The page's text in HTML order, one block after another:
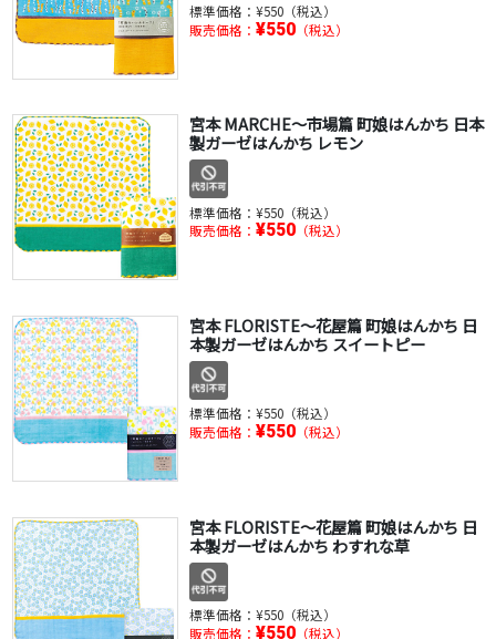
標準価格： ¥550（税込）
販売価格： ¥550（税込）
宮本 MARCHE～市場篇 町娘はんかち 日本
製ガーゼはんかち レモン
標準価格： ¥550（税込）
販売価格： ¥550（税込）
宮本 FLORISTE～花屋篇 町娘はんかち 日
本製ガーゼはんかち スイートピー
標準価格： ¥550（税込）
販売価格： ¥550（税込）
宮本 FLORISTE～花屋篇 町娘はんかち 日
本製ガーゼはんかち わすれな草
標準価格： ¥550（税込）
販売価格： ¥550（税込）